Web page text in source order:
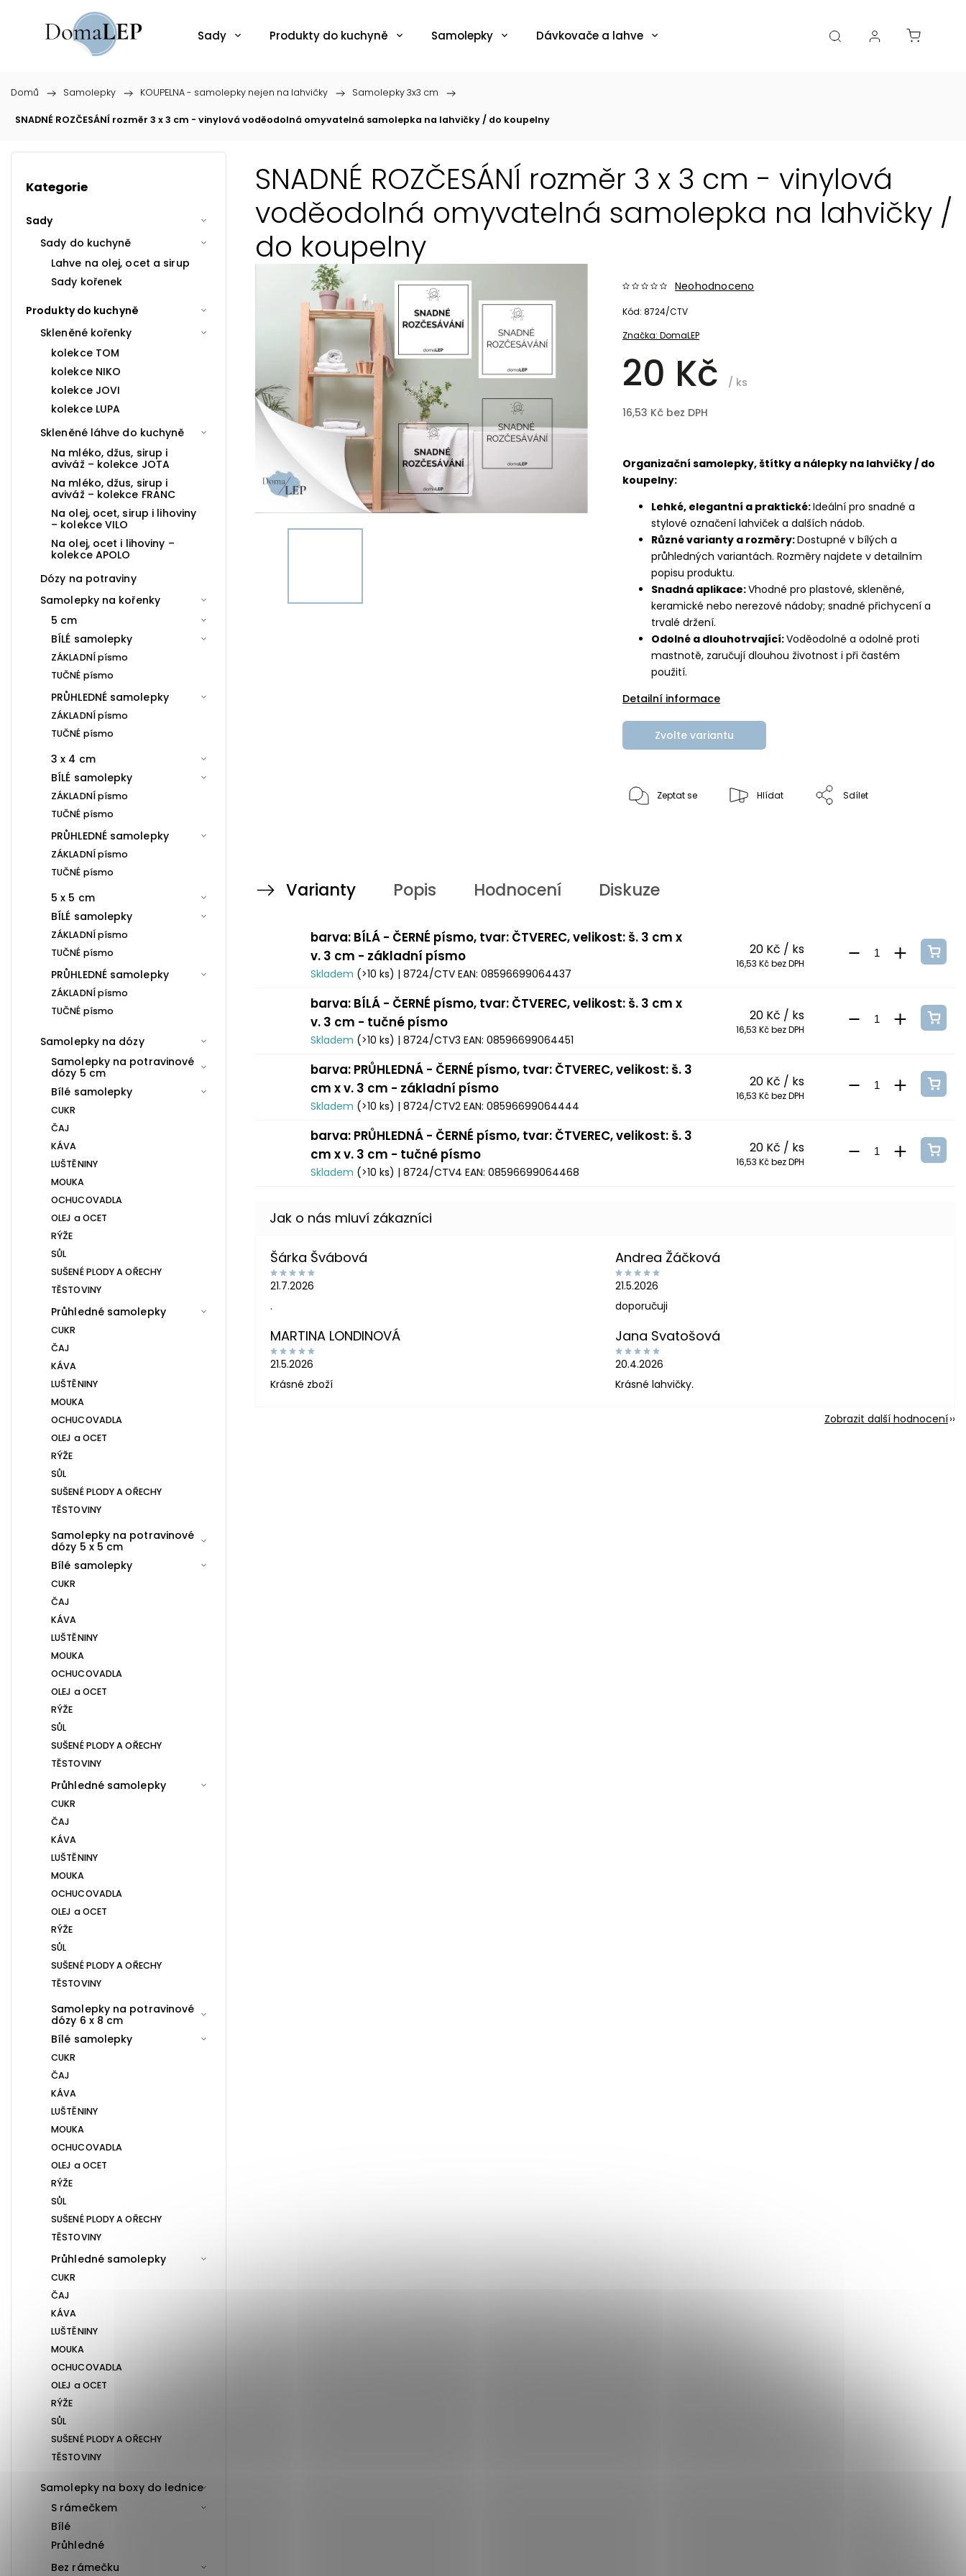
Sady Produkty do kuchyně Samolepky Dávkovače a lahve Boxy, dózy, kořenky, skleničky Akce
Domů / Samolepky / KOUPELNA - samolepky nejen na lahvičky / Samolepky 3x3 cm /
SNADNÉ ROZČESÁNÍ rozměr 3 x 3 cm - vinylová voděodolná omyvatelná samolepka na lahvičky / do koupelny
Kategorie
Sady
Sady do kuchyně
Lahve na olej, ocet a sirup
Sady kořenek
Produkty do kuchyně
Skleněné kořenky
kolekce TOM
kolekce NIKO
kolekce JOVI
kolekce LUPA
Skleněné láhve do kuchyně
Na mléko, džus, sirup i
aviváž – kolekce JOTA
Na mléko, džus, sirup i
aviváž – kolekce FRANC
Na olej, ocet, sirup i lihoviny
– kolekce VILO
Na olej, ocet i lihoviny –
kolekce APOLO
Dózy na potraviny
Samolepky na kořenky
5 cm
BÍLÉ samolepky
ZÁKLADNÍ písmo
TUČNÉ písmo
PRŮHLEDNÉ samolepky
ZÁKLADNÍ písmo
TUČNÉ písmo
3 x 4 cm
BÍLÉ samolepky
ZÁKLADNÍ písmo
TUČNÉ písmo
PRŮHLEDNÉ samolepky
ZÁKLADNÍ písmo
TUČNÉ písmo
5 x 5 cm
BÍLÉ samolepky
ZÁKLADNÍ písmo
TUČNÉ písmo
PRŮHLEDNÉ samolepky
ZÁKLADNÍ písmo
TUČNÉ písmo
Samolepky na dózy
Samolepky na potravinové
dózy 5 cm
Bílé samolepky
CUKR
ČAJ
KÁVA
LUŠTĚNINY
MOUKA
OCHUCOVADLA
OLEJ a OCET
RÝŽE
SŮL
SUŠENÉ PLODY A OŘECHY
TĚSTOVINY
Průhledné samolepky
CUKR
ČAJ
KÁVA
LUŠTĚNINY
MOUKA
OCHUCOVADLA
OLEJ a OCET
RÝŽE
SŮL
SUŠENÉ PLODY A OŘECHY
TĚSTOVINY
Samolepky na potravinové
dózy 5 x 5 cm
Bílé samolepky
CUKR
ČAJ
KÁVA
LUŠTĚNINY
MOUKA
OCHUCOVADLA
OLEJ a OCET
RÝŽE
SŮL
SUŠENÉ PLODY A OŘECHY
TĚSTOVINY
Průhledné samolepky
CUKR
ČAJ
KÁVA
LUŠTĚNINY
MOUKA
OCHUCOVADLA
OLEJ a OCET
RÝŽE
SŮL
SUŠENÉ PLODY A OŘECHY
TĚSTOVINY
Samolepky na potravinové
dózy 6 x 8 cm
Bílé samolepky
CUKR
ČAJ
KÁVA
LUŠTĚNINY
MOUKA
OCHUCOVADLA
OLEJ a OCET
RÝŽE
SŮL
SUŠENÉ PLODY A OŘECHY
TĚSTOVINY
Průhledné samolepky
CUKR
ČAJ
KÁVA
LUŠTĚNINY
MOUKA
OCHUCOVADLA
OLEJ a OCET
RÝŽE
SŮL
SUŠENÉ PLODY A OŘECHY
TĚSTOVINY
Samolepky na boxy do lednice
S rámečkem
Bílé
Průhledné
Bez rámečku
SNADNÉ ROZČESÁNÍ rozměr 3 x 3 cm - vinylová
voděodolná omyvatelná samolepka na lahvičky /
do koupelny
Značka: DomaLEP
Neohodnoceno
20 Kč / ks
16,53 Kč bez DPH
Kód: 8724/CTV
Organizační samolepky, štítky a nálepky na lahvičky / do
koupelny:
Lehké, elegantní a praktické:Ideální pro snadné a
stylové označení lahviček a dalších nádob.
Různé varianty a rozměry:Dostupné v bílých a
průhledných variantách. Rozměry najdete v detailním
popisu produktu.
Snadná aplikace:Vhodné pro plastové, skleněné,
keramické nebo nerezové nádoby; snadné přichycení a
trvalé držení.
Odolné a dlouhotrvající:Voděodolné a odolné proti
mastnotě, zaručují dlouhou životnost i při častém
použití.
Detailní informace
Zvolte variantu
Zeptat se Hlídat Sdílet
Varianty Popis Hodnocení Diskuze
barva: BÍLÁ - ČERNÉ písmo, tvar: ČTVEREC, velikost: š. 3 cm x
v. 3 cm - základní písmo
Skladem (>10 ks) | 8724/CTV EAN: 08596699064437
20 Kč / ks
16,53 Kč bez DPH
barva: BÍLÁ - ČERNÉ písmo, tvar: ČTVEREC, velikost: š. 3 cm x
v. 3 cm - tučné písmo
Skladem (>10 ks) | 8724/CTV3 EAN: 08596699064451
20 Kč / ks
16,53 Kč bez DPH
barva: PRŮHLEDNÁ - ČERNÉ písmo, tvar: ČTVEREC, velikost: š. 3
cm x v. 3 cm - základní písmo
Skladem (>10 ks) | 8724/CTV2 EAN: 08596699064444
20 Kč / ks
16,53 Kč bez DPH
barva: PRŮHLEDNÁ - ČERNÉ písmo, tvar: ČTVEREC, velikost: š. 3
cm x v. 3 cm - tučné písmo
Skladem (>10 ks) | 8724/CTV4 EAN: 08596699064468
20 Kč / ks
16,53 Kč bez DPH
Šárka Švábová
21.7.2026
.
Andrea Žáčková
21.5.2026
doporučuji
MARTINA LONDINOVÁ
21.5.2026
Krásné zboží
Jana Svatošová
20.4.2026
Krásné lahvičky.
Zobrazit další hodnocení